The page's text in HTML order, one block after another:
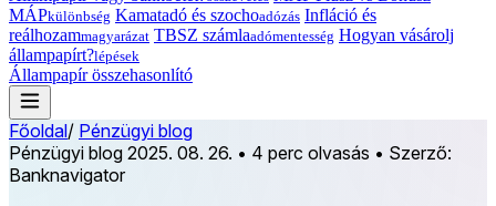
MÁPkülönbség Kamatadó és szochoadózás Infláció és
reálhozammagyarázat TBSZ számlaadómentesség Hogyan vásárolj
állampapírt?lépések
Állampapír összehasonlító
Főoldal/ Pénzügyi blog
Pénzügyi blog 2025. 08. 26. • 4 perc olvasás • Szerző:
Banknavigator